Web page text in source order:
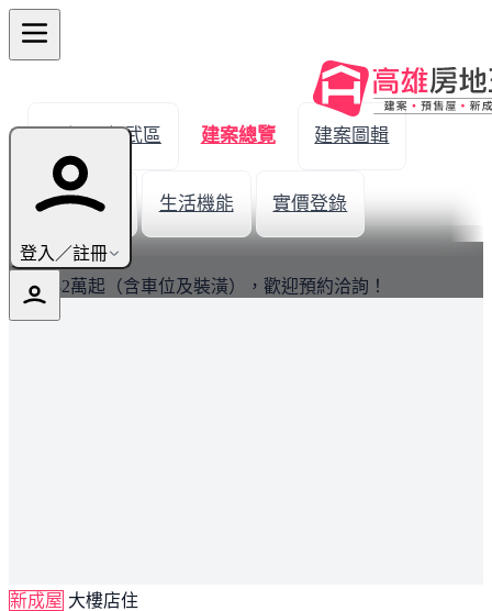
登入／註冊
← 返回仁武區 建案總覽 建案圖輯
新屋開箱 生活機能 實價登錄
最新
3房1382萬起（含車位及裝潢），歡迎預約洽詢！
新成屋 大樓店住